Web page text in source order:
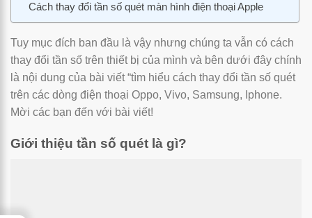
Cách thay đổi tần số quét màn hình điện thoại Apple
Tuy mục đích ban đầu là vậy nhưng chúng ta vẫn có cách
thay đổi tần số trên thiết bị của mình và bên dưới đây chính
là nội dung của bài viết “tìm hiểu cách thay đổi tần số quét
trên các dòng điện thoại Oppo, Vivo, Samsung, Iphone.
Mời các bạn đến với bài viết!
Giới thiệu tần số quét là gì?